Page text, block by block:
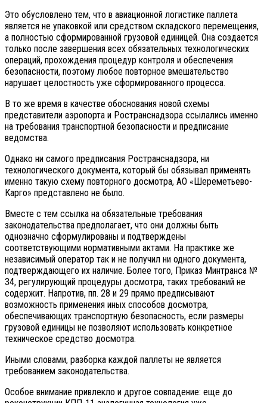
Это обусловлено тем, что в авиационной логистике паллета
является не упаковкой или средством складского перемещения,
а полностью сформированной грузовой единицей. Она создается
только после завершения всех обязательных технологических
операций, прохождения процедур контроля и обеспечения
безопасности, поэтому любое повторное вмешательство
нарушает целостность уже сформированного процесса.
В то же время в качестве обоснования новой схемы
представители аэропорта и Ространснадзора ссылались именно
на требования транспортной безопасности и предписание
ведомства.
Однако ни самого предписания Ространснадзора, ни
технологического документа, который бы обязывал применять
именно такую схему повторного досмотра, АО «Шереметьево-
Карго» представлено не было.
Вместе с тем ссылка на обязательные требования
законодательства предполагает, что они должны быть
однозначно сформулированы и подтверждены
соответствующими нормативными актами. На практике же
независимый оператор так и не получил ни одного документа,
подтверждающего их наличие. Более того, Приказ Минтранса №
34, регулирующий процедуры досмотра, таких требований не
содержит. Напротив, пп. 28 и 29 прямо предписывают
возможность применения иных способов досмотра,
обеспечивающих транспортную безопасность, если размеры
грузовой единицы не позволяют использовать конкретное
техническое средство досмотра.
Иными словами, разборка каждой паллеты не является
требованием законодательства.
Особое внимание привлекло и другое совпадение: еще до